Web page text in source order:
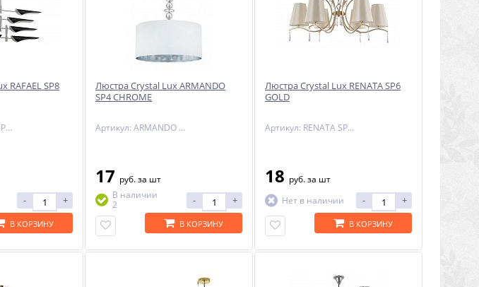
RAFAEL SP8
Артикул: RAFAEL SP8 CHROME
- +
В КОРЗИНУ
Люстра Crystal Lux ARMANDO
SP4 CHROME
Артикул: ARMANDO SP4 CHROME
17 руб.за шт
В наличии
2
- +
В КОРЗИНУ
Люстра Crystal Lux RENATA SP6
GOLD
Артикул: RENATA SP6 GOLD
18 руб.за шт
Нет в наличии
- +
В КОРЗИНУ